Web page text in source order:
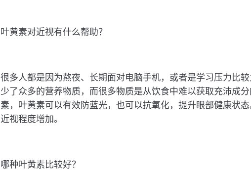
叶黄素对近视有什么帮助？
很多人都是因为熬夜、长期面对电脑手机，或者是学习压力比
少了众多的营养物质，而很多物质是从饮食中难以获取充沛成
素，叶黄素可以有效防蓝光，也可以抗氧化，提升眼部健康状
近视程度增加。
哪种叶黄素比较好？